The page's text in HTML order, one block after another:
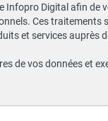
Digital afin
Ces traitements
et services auprès
de vos données et